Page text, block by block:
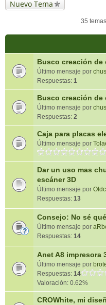
Nuevo Tema
35 temas
Busco creación de
Último mensaje por
Respuestas: 1
Busco creación de
Último mensaje por
Respuestas: 2
Caja para placas
Último mensaje por
Dar un uso mas
escáner 3D
Último mensaje por
Respuestas: 13
Consejo: No sé
Último mensaje por
Respuestas: 14
Anet A8 impresora
Último mensaje por
Respuestas: 14
Valoración: 0.62%
CROWhite, mi